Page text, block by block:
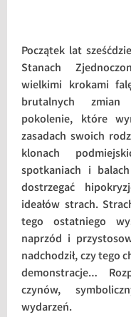
Początek lat
Stanach
wielkimi krokami
brutalnych zmian
pokolenie, które
zasadach swoich
klonach
spotkaniach i
dostrzegać
ideałów strach.
tego ostatniego
naprzód i
nadchodził, czy tego
demonstracje…
czynów,
wydarzeń.